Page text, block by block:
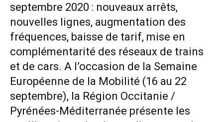
septembre 2020 : nouveaux arrêts,
nouvelles lignes, augmentation des
fréquences, baisse de tarif, mise en
complémentarité des réseaux de trains
et de cars. A l’occasion de la Semaine
Européenne de la Mobilité (16 au 22
septembre), la Région Occitanie /
Pyrénées-Méditerranée présente les